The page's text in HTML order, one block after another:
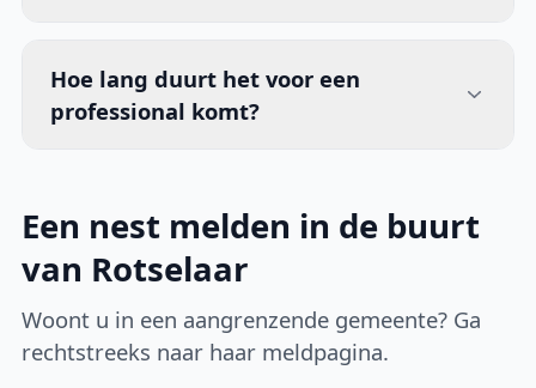
Hoe lang duurt het voor een
professional komt?
Een nest melden in de buurt
van Rotselaar
Woont u in een aangrenzende gemeente? Ga
rechtstreeks naar haar meldpagina.